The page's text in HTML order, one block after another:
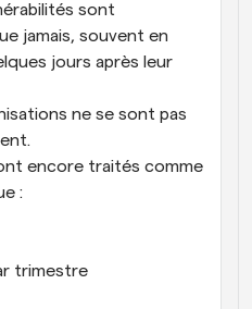
sont
jamais, souvent en
jours après leur
ne se sont pas
encore traités comme
:
trimestre